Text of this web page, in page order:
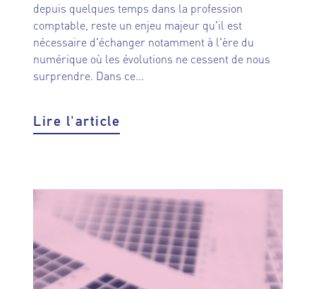
depuis quelques temps dans la profession
comptable, reste un enjeu majeur qu'il est
nécessaire d'échanger notamment à l'ère du
numérique où les évolutions ne cessent de nous
surprendre. Dans ce...
Lire l'article